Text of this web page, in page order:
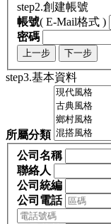
step2.創建帳號
帳號( E-Mail格式 )
密碼
上一步 下一步
step3.基本資料
所屬分類
公司名稱
聯絡人
公司統編
公司電話